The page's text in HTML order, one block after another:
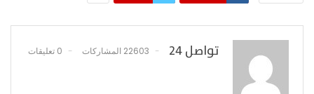
تواصل 24 22603 المشاركات 0 تعليقات